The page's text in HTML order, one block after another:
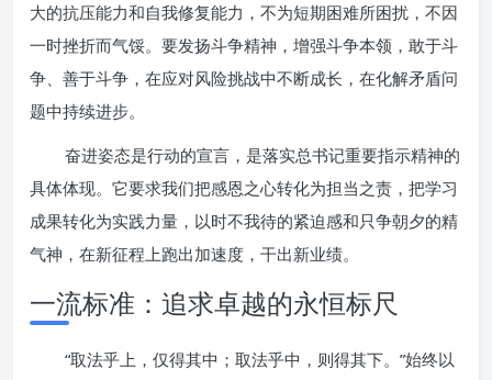
大的抗压能力和自我修复能力，不为短期困难所困扰，不因
一时挫折而气馁。要发扬斗争精神，增强斗争本领，敢于斗
争、善于斗争，在应对风险挑战中不断成长，在化解矛盾问
题中持续进步。
奋进姿态是行动的宣言，是落实总书记重要指示精神的
具体体现。它要求我们把感恩之心转化为担当之责，把学习
成果转化为实践力量，以时不我待的紧迫感和只争朝夕的精
气神，在新征程上跑出加速度，干出新业绩。
一流标准：追求卓越的永恒标尺
“取法乎上，仅得其中；取法乎中，则得其下。”始终以